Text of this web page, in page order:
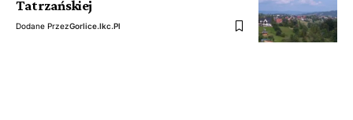
Tatrzańskiej
Dodane PrzezGorlice.ikc.pl